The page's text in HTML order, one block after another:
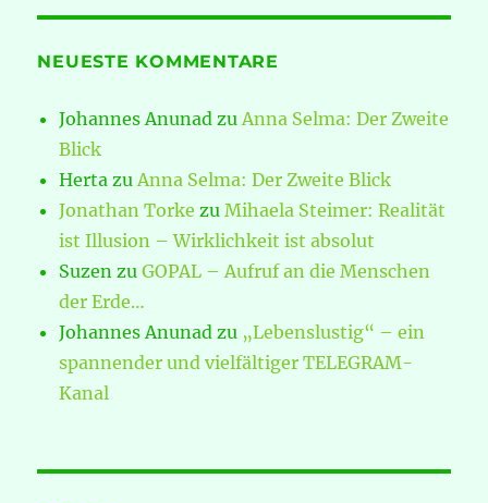
NEUESTE KOMMENTARE
Johannes Anunad zu Anna Selma: Der Zweite
Blick
Herta zu Anna Selma: Der Zweite Blick
Jonathan Torke zu Mihaela Steimer: Realität
ist Illusion – Wirklichkeit ist absolut
Suzen zuGOPAL – Aufruf an die Menschen
der Erde…
Johannes Anunad zu „Lebenslustig“ – ein
spannender und vielfältiger TELEGRAM-
Kanal